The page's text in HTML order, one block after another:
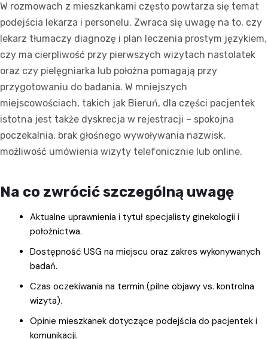
W rozmowach z mieszkankami często powtarza się temat
podejścia lekarza i personelu. Zwraca się uwagę na to, czy
lekarz tłumaczy diagnozę i plan leczenia prostym językiem,
czy ma cierpliwość przy pierwszych wizytach nastolatek
oraz czy pielęgniarka lub położna pomagają przy
przygotowaniu do badania. W mniejszych
miejscowościach, takich jak Bieruń, dla części pacjentek
istotna jest także dyskrecja w rejestracji – spokojna
poczekalnia, brak głośnego wywoływania nazwisk,
możliwość umówienia wizyty telefonicznie lub online.
Na co zwrócić szczególną uwagę
Aktualne uprawnienia i tytuł specjalisty ginekologii i
położnictwa.
Dostępność USG na miejscu oraz zakres wykonywanych
badań.
Czas oczekiwania na termin (pilne objawy vs. kontrolna
wizyta).
Opinie mieszkanek dotyczące podejścia do pacjentek i
komunikacji.